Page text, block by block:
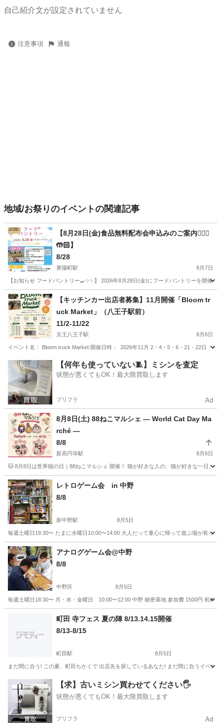
自己紹介文が設定されていません
注意事項 通報
地域/お祭りのイベントの関連記事
【8月28日(金)食品無料配布会申込みのご案内🙋🏻‍♀️
🤲🏻】
8/28
東陽町駅 8月7日
【お知らせ フードパントリー🍳✨✨】 2026年8月28日(金)にフードパントリーを開
東京 江東区 東陽町駅 地域/お祭り フードパントリー
【キッチンカー出店者募集】11月開催「Bloom tr
uck Market」（八王子駅前）
11/2-11/22
京王八王子駅 8月6日
イベント名： Bloom truck Market 開催日時： 2026年11月 2・4・5・6・21・22日
東京 八王子市 京王八王子駅 地域/お祭り Bloom
【何年も使っていない🧵】ミシンを査定
状態が悪くてもOK！最大限買取します
プリフラ Ad
8月8日(土) 88ねこマルシェ — World Cat Day Ma
rché —
8/8
新高円寺駅 8月6日
🐱 8月8日は世界猫の日｜88ねこマルシェ 開催！ 猫が好きな人の、猫が好きな一日。
東京 杉並区 新高円寺駅 地域/お祭り
レトロゲーム会 in 中野
8/8
新中野駅 8月5日
毎週土曜日18:30〜 たまに水曜日10:00〜14:00 大人だって童心に帰って遊ぶ場が有っ
東京 中野区 新中野駅 地域/お祭り
アナログゲーム会@中野
8/8
中野区 8月5日
毎週土曜日18:30〜 月・水・金曜日 10:00〜12:00 中野 秘密基地 参加費 1500円 初め
地域/お祭り
町田 寺フェス 夏の陣 8/13.14.15開催
8/13-8/15
町田駅 8月5日
まだ間に合う! この夏、町田ちかくで 出店先を探しているあなた! まだ間に合うイベ
東京 町田市 町田駅 地域/お祭り フェス
【求】古いミシン買わせてください🖐️
状態が悪くてもOK！最大限買取します
プリフラ Ad